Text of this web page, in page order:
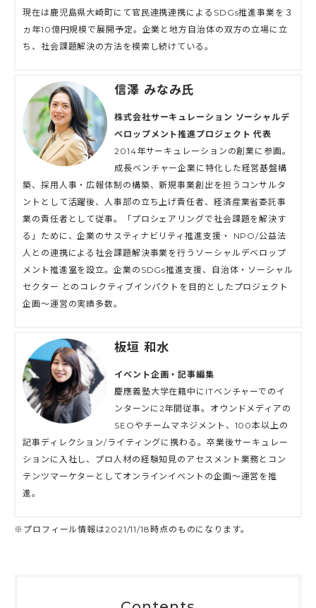
現在は鹿児島県大崎町にて官民連携連携によるSDGs推進事業を３
ヵ年10億円規模で展開予定。企業と地方自治体の双方の立場に立
ち、社会課題解決の方法を模索し続けている。
信澤 みなみ氏
株式会社サーキュレーション ソーシャルデ
ベロップメント推進プロジェクト 代表
2014年サーキュレーションの創業に参画。
成長ベンチャー企業に特化した経営基盤構
築、採用人事・広報体制の構築、新規事業創出を担うコンサルタ
ントとして活躍後、人事部の立ち上げ責任者、経済産業省委託事
業の責任者として従事。「プロシェアリングで社会課題を解決す
る」ために、企業のサスティナビリティ推進支援・ NPO/公益法
人との連携による社会課題解決事業を行うソーシャルデベロップ
メント推進室を設立。企業のSDGs推進支援、自治体・ソーシャル
セクター とのコレクティブインパクトを目的としたプロジェクト
企画〜運営の実績多数。
板垣 和水
イベント企画・記事編集
慶應義塾大学在籍中にITベンチャーでのイ
ンターンに2年間従事。オウンドメディアの
SEOやチームマネジメント、100本以上の
記事ディレクション/ライティングに携わる。卒業後サーキュレー
ションに入社し、プロ人材の経験知見のアセスメント業務とコン
テンツマーケターとしてオンラインイベントの企画〜運営を推
進。
※プロフィール情報は2021/11/18時点のものになります。